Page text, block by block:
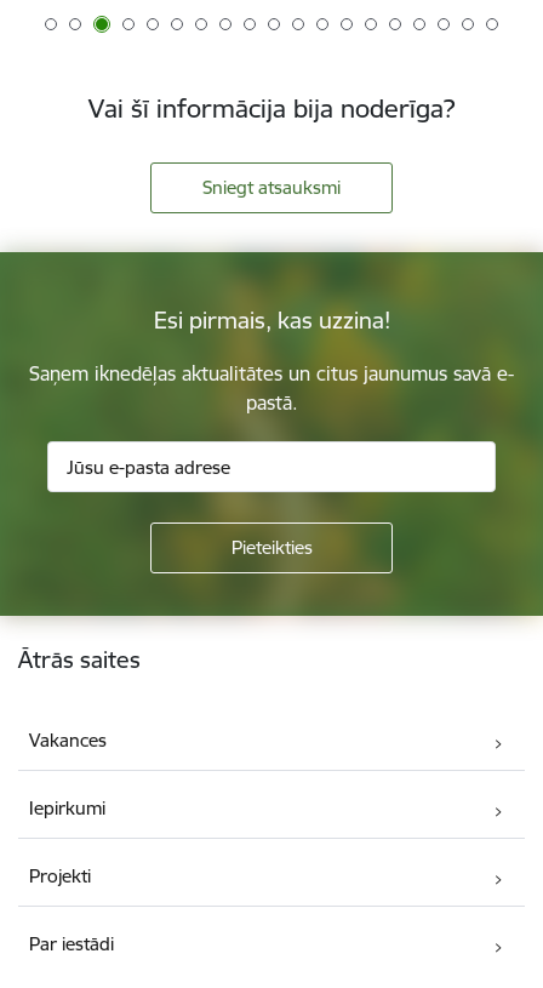
Vai šī informācija bija noderīga?
Sniegt atsauksmi
Esi pirmais, kas uzzina!
Saņem iknedēļas aktualitātes un citus jaunumus savā e-
pastā.
Kājene
Ātrās saites
Vakances
Iepirkumi
Projekti
Par iestādi